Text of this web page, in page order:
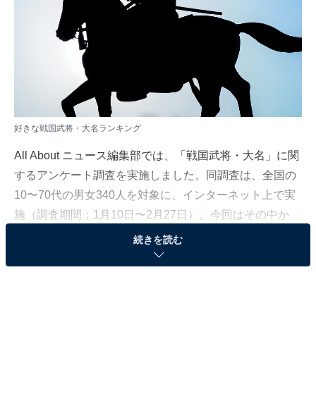
好きな戦国武将・大名ランキング
All About ニュース編集部では、「戦国武将・大名」に関
するアンケート調査を実施しました。同調査は、全国の
10〜70代の男女340人を対象に、インターネット上で実
施（調査期間：1月10日〜2月27日）。今回はその中か
ら、「好きな戦国武将・大名」ランキングを発表しま
続きを読む